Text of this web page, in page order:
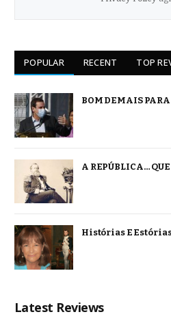
POPULAR RECENT TOP
BOM DEMAIS
A REPÚBLICA…
Histórias E
Latest Reviews